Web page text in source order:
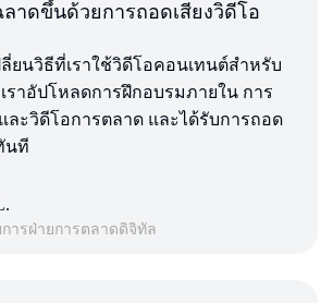
าดขึ้นด้วยการถอดเสียงวิดีโอ
ลี่ยนวิธีที่เราใช้วิดีโอคอนเทนต์สำหรับ
ราอัปโหลดการฝึกอบรมภายใน การ
ะวิดีโอการตลาด และได้รับการถอด
นที
ารฝ่ายการตลาดดิจิทัล